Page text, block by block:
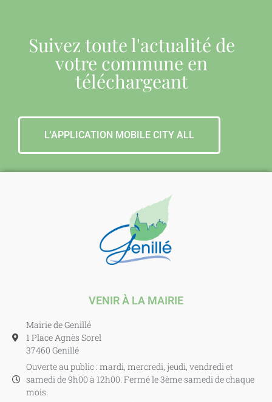
Suivez toute l'actualité de
votre commune en
téléchargeant
L'APPLICATION MOBILE CITY ALL
VENIR À LA MAIRIE
Mairie de Genillé
1 Place Agnès Sorel
37460 Genillé
Ouverte au public : mardi, mercredi, jeudi, vendredi et
samedi de 9h00 à 12h00. Fermé le 3ème samedi de chaque
mois.